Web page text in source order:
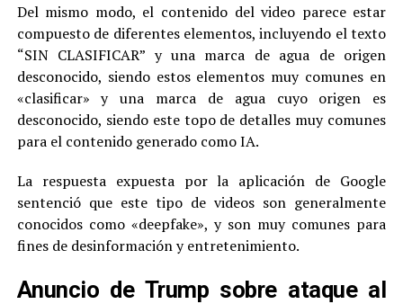
Del mismo modo, el contenido del video parece estar
compuesto de diferentes elementos, incluyendo el texto
“SIN CLASIFICAR” y una marca de agua de origen
desconocido, siendo estos elementos muy comunes en
«clasificar» y una marca de agua cuyo origen es
desconocido, siendo este topo de detalles muy comunes
para el contenido generado como IA.
La respuesta expuesta por la aplicación de Google
sentenció que este tipo de videos son generalmente
conocidos como «deepfake», y son muy comunes para
fines de desinformación y entretenimiento.
Anuncio de Trump sobre ataque al